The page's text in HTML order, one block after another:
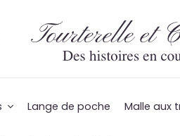
Lange de poche Malle aux